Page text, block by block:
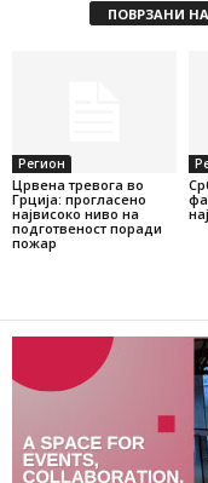
ПОВРЗАНИ
Регион
Црвена тревога во
Грција: прогласено
највисоко ниво на
подготвеност поради
пожар